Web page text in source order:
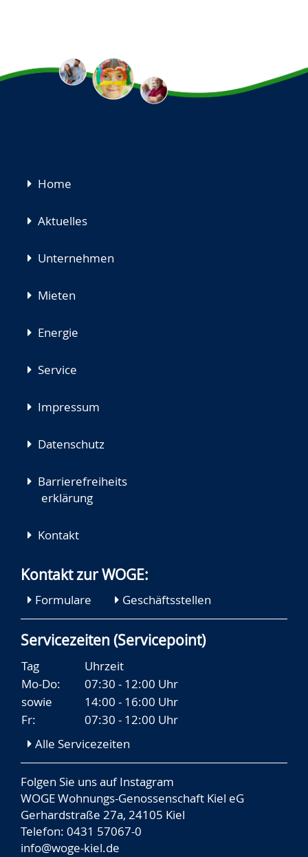
Navigation
Home
Aktuelles
Unternehmen
Mieten
Energie
Service
Impressum
Datenschutz
Barrierefreiheits
erklärung
Kontakt
Kontakt zur WOGE:
Formulare Geschäftsstellen
Servicezeiten (Servicepoint)
Tag
Uhrzeit
Mo-Do:
07:30 - 12:00 Uhr
sowie
14:00 - 16:00 Uhr
Fr:
07:30 - 12:00 Uhr
Alle Servicezeiten
Folgen Sie uns aufInstagram
WOGE Wohnungs-Genossenschaft Kiel eG
Gerhardstraße 27a, 24105 Kiel
Telefon: 0431 57067-0
info@woge-kiel.de